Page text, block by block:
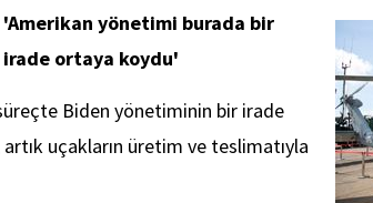
'Amerikan yönetimi burada bir
irade ortaya koydu'
Biden yönetiminin bir irade
uçakların üretim ve teslimatıyla